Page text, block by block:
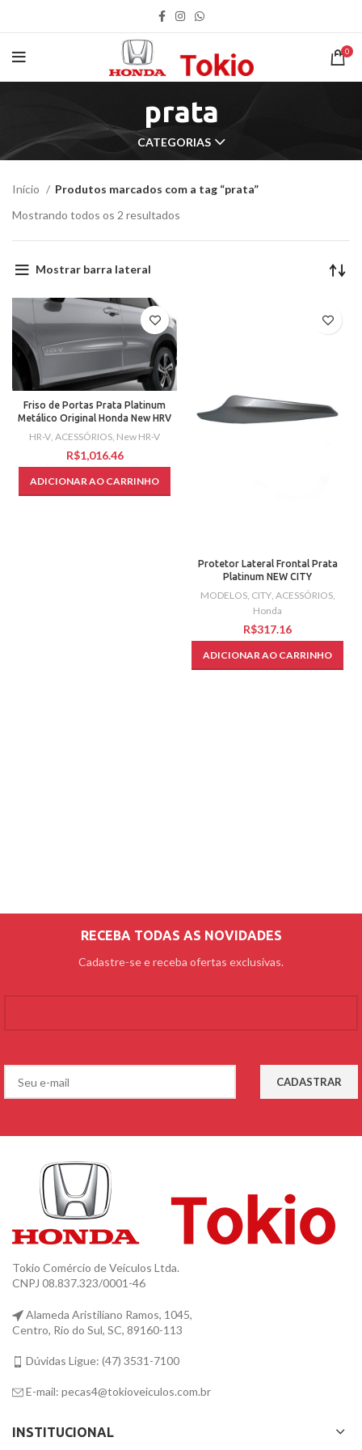
0
prata
CATEGORIAS
Início
Produtos marcados com a tag “prata”
Mostrando todos os 2 resultados
Mostrar barra lateral
Friso de Portas Prata Platinum
Metálico Original Honda New HRV
HR-V, ACESSÓRIOS, New HR-V
R$
ADICIONAR AO CARRINHO
Protetor Lateral Frontal Prata
Platinum NEW CITY
MODELOS, CITY, ACESSÓRIOS,
Honda
R$
ADICIONAR AO CARRINHO
RECEBA TODAS AS NOVIDADES
Cadastre-se e receba ofertas exclusivas.
Tokio Comércio de Veículos Ltda.
CNPJ 08.837.323/0001-46
Alameda Aristiliano Ramos, 1045,
Centro, Rio do Sul, SC, 89160-113
Dúvidas Ligue: (47) 3531-7100
E-mail: pecas4@tokioveiculos.com.br
INSTITUCIONAL